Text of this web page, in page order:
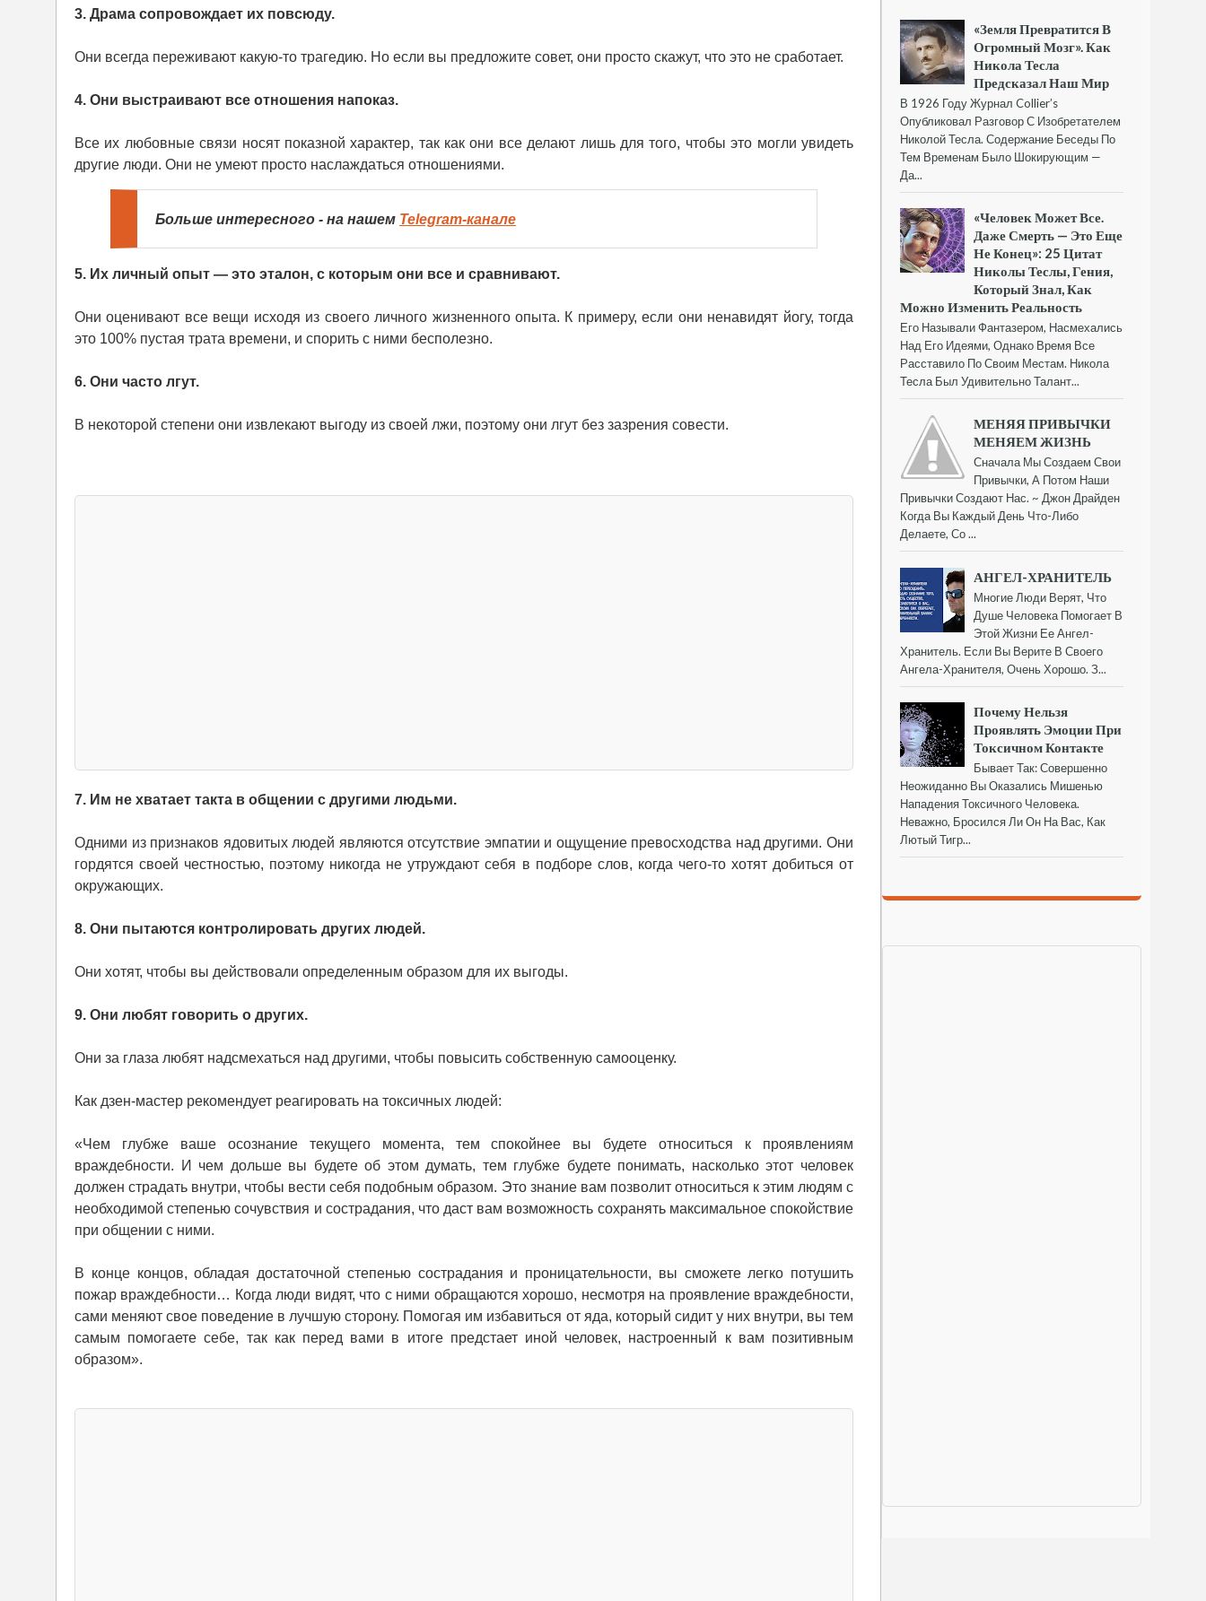
3. Драма сопровождает их повсюду.
Они всегда переживают какую-то трагедию. Но если вы предложите совет, они просто скажут, что это не сработает.
4. Они выстраивают все отношения напоказ.
Все их любовные связи носят показной характер, так как они все делают лишь для того, чтобы это могли увидеть
другие люди. Они не умеют просто наслаждаться отношениями.
Больше интересного - на нашем Telegram-канале
5. Их личный опыт — это эталон, с которым они все и сравнивают.
Они оценивают все вещи исходя из своего личного жизненного опыта. К примеру, если они ненавидят йогу, тогда
это 100% пустая трата времени, и спорить с ними бесполезно.
6. Они часто лгут.
В некоторой степени они извлекают выгоду из своей лжи, поэтому они лгут без зазрения совести.
7. Им не хватает такта в общении с другими людьми.
Одними из признаков ядовитых людей являются отсутствие эмпатии и ощущение превосходства над другими. Они
гордятся своей честностью, поэтому никогда не утруждают себя в подборе слов, когда чего-то хотят добиться от
окружающих.
8. Они пытаются контролировать других людей.
Они хотят, чтобы вы действовали определенным образом для их выгоды.
9. Они любят говорить о других.
Они за глаза любят надсмехаться над другими, чтобы повысить собственную самооценку.
Как дзен-мастер рекомендует реагировать на токсичных людей:
«Чем глубже ваше осознание текущего момента, тем спокойнее вы будете относиться к проявлениям
враждебности. И чем дольше вы будете об этом думать, тем глубже будете понимать, насколько этот человек
должен страдать внутри, чтобы вести себя подобным образом. Это знание вам позволит относиться к этим людям с
необходимой степенью сочувствия и сострадания, что даст вам возможность сохранять максимальное спокойствие
при общении с ними.
В конце концов, обладая достаточной степенью сострадания и проницательности, вы сможете легко потушить
пожар враждебности… Когда люди видят, что с ними обращаются хорошо, несмотря на проявление враждебности,
сами меняют свое поведение в лучшую сторону. Помогая им избавиться от яда, который сидит у них внутри, вы тем
самым помогаете себе, так как перед вами в итоге предстает иной человек, настроенный к вам позитивным
образом».
«Земля Превратится В
Огромный Мозг». Как
Никола Тесла
Предсказал Наш Мир
В 1926 Году Журнал Collier’s
Опубликовал Разговор С Изобретателем
Николой Тесла. Содержание Беседы По
Тем Временам Было Шокирующим —
Да...
«Человек Может Все.
Даже Смерть — Это Еще
Не Конец»: 25 Цитат
Николы Теслы, Гения,
Который Знал, Как
Можно Изменить Реальность
Его Называли Фантазером, Насмехались
Над Его Идеями, Однако Время Все
Расставило По Своим Местам. Никола
Тесла Был Удивительно Талант...
МЕНЯЯ ПРИВЫЧКИ
МЕНЯЕМ ЖИЗНЬ
Сначала Мы Создаем Свои
Привычки, А Потом Наши
Привычки Создают Нас. ~ Джон Драйден
Когда Вы Каждый День Что-Либо
Делаете, Со ...
АНГЕЛ-ХРАНИТЕЛЬ
Многие Люди Верят, Что
Душе Человека Помогает В
Этой Жизни Ее Ангел-
Хранитель. Если Вы Верите В Своего
Ангела-Хранителя, Очень Хорошо. З...
Почему Нельзя
Проявлять Эмоции При
Токсичном Контакте
Бывает Так: Совершенно
Неожиданно Вы Оказались Мишенью
Нападения Токсичного Человека.
Неважно, Бросился Ли Он На Вас, Как
Лютый Тигр...